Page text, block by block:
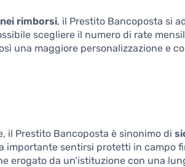
rimborsi, il Prestito Bancoposta si
scegliere il numero di rate
una maggiore personalizzazione e
il Prestito Bancoposta è sinonimo di
importante sentirsi protetti in campo
erogato da un’istituzione con una